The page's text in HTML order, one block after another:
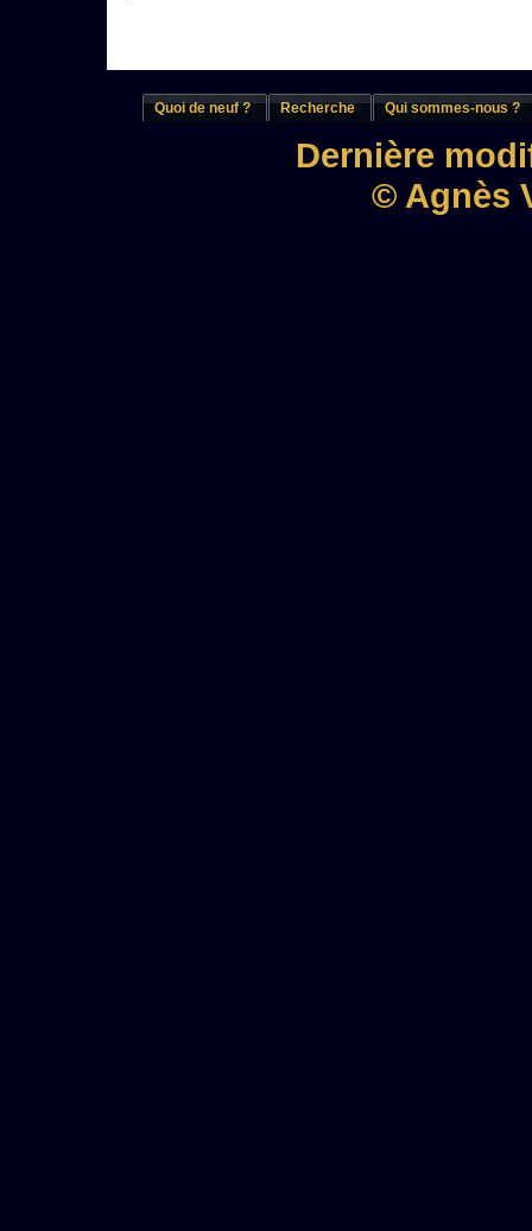
Quoi de neuf ? Recherche Qui sommes-nous ?
Dernière
© Agnès